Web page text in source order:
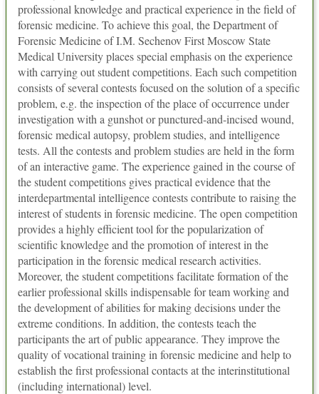
professional knowledge and practical experience in the field of
forensic medicine. To achieve this goal, the Department of
Forensic Medicine of I.M. Sechenov First Moscow State
Medical University places special emphasis on the experience
with carrying out student competitions. Each such competition
consists of several contests focused on the solution of a specific
problem, e.g. the inspection of the place of occurrence under
investigation with a gunshot or punctured-and-incised wound,
forensic medical autopsy, problem studies, and intelligence
tests. All the contests and problem studies are held in the form
of an interactive game. The experience gained in the course of
the student competitions gives practical evidence that the
interdepartmental intelligence contests contribute to raising the
interest of students in forensic medicine. The open competition
provides a highly efficient tool for the popularization of
scientific knowledge and the promotion of interest in the
participation in the forensic medical research activities.
Moreover, the student competitions facilitate formation of the
earlier professional skills indispensable for team working and
the development of abilities for making decisions under the
extreme conditions. In addition, the contests teach the
participants the art of public appearance. They improve the
quality of vocational training in forensic medicine and help to
establish the first professional contacts at the interinstitutional
(including international) level.